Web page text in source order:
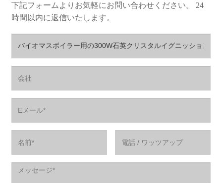
下記フォームよりお気軽にお問い合わせください。 24
時間以内に返信いたします。